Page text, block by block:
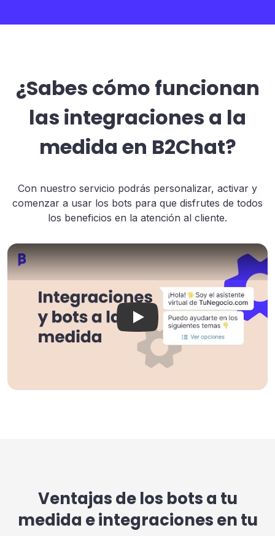
¿Sabes cómo funcionan
las integraciones a la
medida en B2Chat?
Con nuestro servicio podrás personalizar, activar y
comenzar a usar los bots para que disfrutes de todos
los beneficios en la atención al cliente.
¿Sabes cómo funcionan las
Ventajas de los bots a tu
medida e integraciones en tu